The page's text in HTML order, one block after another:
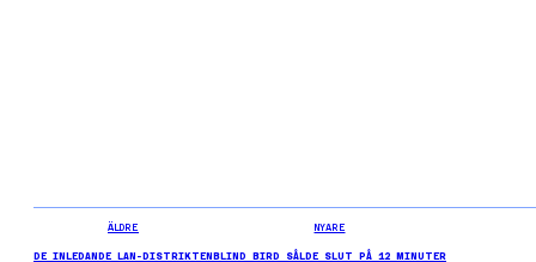
ÄLDRE
DE INLEDANDE LAN-DISTRIKTEN
NYARE
BLIND BIRD SÅLDE SLUT PÅ 12 MINUTER